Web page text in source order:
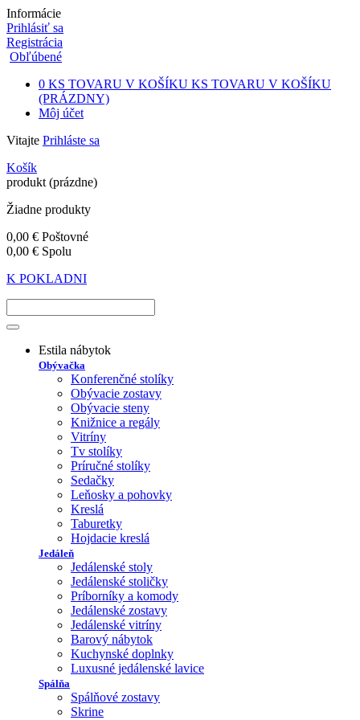
Informácie
Prihlásiť sa
Registrácia
Obľúbené
0 KS TOVARU V KOŠÍKU KS TOVARU V KOŠÍKU
(PRÁZDNY)
Môj účet
Vitajte Prihláste sa
Košík
produkt (prázdne)
Žiadne produkty
0,00 € Poštovné
0,00 € Spolu
K POKLADNI
Estila nábytok
Obývačka
Konferenčné stolíky
Obývacie zostavy
Obývacie steny
Knižnice a regály
Vitríny
Tv stolíky
Príručné stolíky
Sedačky
Leňosky a pohovky
Kreslá
Taburetky
Hojdacie kreslá
Jedáleň
Jedálenské stoly
Jedálenské stoličky
Príborníky a komody
Jedálenské zostavy
Jedálenské vitríny
Barový nábytok
Kuchynské doplnky
Luxusné jedálenské lavice
Spálňa
Spálňové zostavy
Skrine